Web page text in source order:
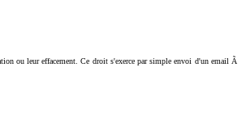
ou leur effacement. Ce droit s'exerce par simple envoi d'un email Ã